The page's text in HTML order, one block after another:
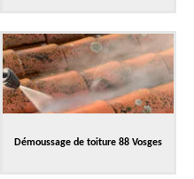
Démoussage de toiture 88 Vosges